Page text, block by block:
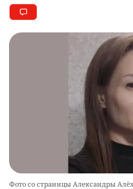
Фото со страницы Александры